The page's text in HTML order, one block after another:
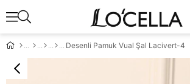
Desenli Pamuk Vual Şal Lacivert-4